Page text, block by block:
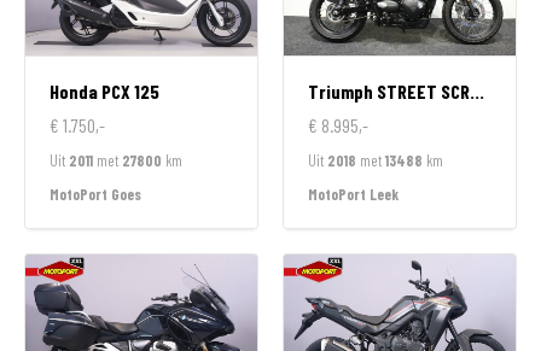
Honda PCX 125
€ 1.750,-
Uit 2011 met 27800 km
MotoPort Goes
Triumph STREET SCRAMBLER 900
€ 8.995,-
Uit 2018 met13488 km
MotoPort Leek